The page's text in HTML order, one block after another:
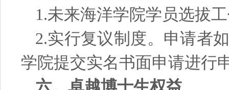
1.未来海洋学院学员选拔
2.实行复议制度。申请者
学院提交实名书面申请进行